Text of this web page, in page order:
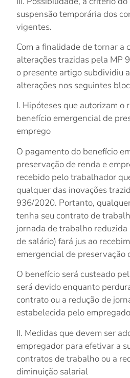
suspensão temporária dos
vigentes.
Com a finalidade de tornar a
alterações trazidas pela MP
o presente artigo subdividiu
alterações nos seguintes
I. Hipóteses que autorizam o
benefício emergencial de
emprego
O pagamento do benefício
preservação de renda e
recebido pelo trabalhador
qualquer das inovações
936/2020. Portanto,
tenha seu contrato de
jornada de trabalho
de salário) fará jus ao
emergencial de preservação
O benefício será custeado
será devido enquanto
contrato ou a redução de
estabelecida pelo
II. Medidas que devem ser
empregador para efetivar a
contratos de trabalho ou a
diminuição salarial